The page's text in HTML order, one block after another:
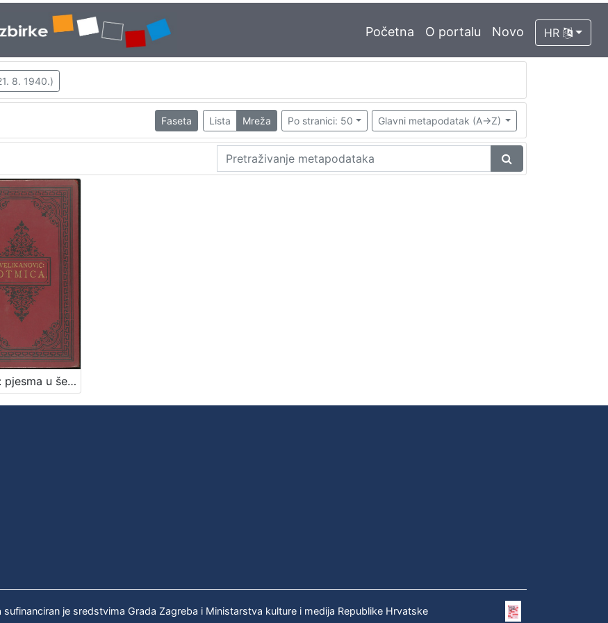
Početna O portalu Novo HR
8. 1940.)
Faseta Lista Mreža Po stranici: 50 Glavni metapodatak (A->Z)
Otmica : pjesma u šest pjevanja / Isa Velikanović
je sredstvima Grada Zagreba i Ministarstva kulture i medija Republike Hrvatske